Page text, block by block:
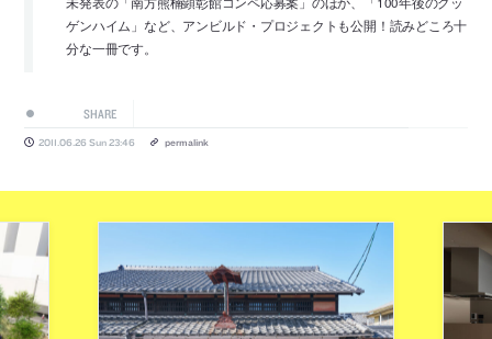
ゲンハイム」など、アンビルド・プロジェクトも公開！読みどころ十
分な一冊です。
SHARE
2011.06.26 Sun 23:46 permalink